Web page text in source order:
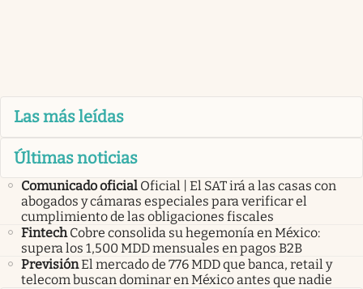
Las más leídas
Últimas noticias
Comunicado oficial Oficial | El SAT irá a las casas con
abogados y cámaras especiales para verificar el
cumplimiento de las obligaciones fiscales
Fintech Cobre consolida su hegemonía en México:
supera los 1,500 MDD mensuales en pagos B2B
PrevisiónEl mercado de 776 MDD que banca, retail y
telecom buscan dominar en México antes que nadie